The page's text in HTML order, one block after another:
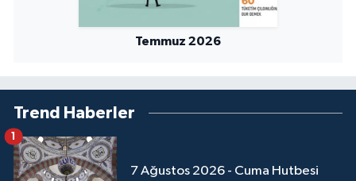
Temmuz 2026
Trend Haberler
7 Ağustos 2026 - Cuma Hutbesi
1
Rize Müftülüğü
Samsun Müftülüğü
Sinop Müftülüğü